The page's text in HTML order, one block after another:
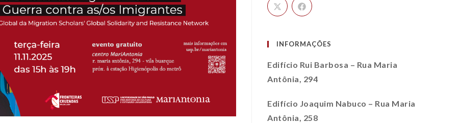
INFORMAÇÕES
Edifício Rui Barbosa – Rua Maria
Antônia, 294
Edifício Joaquim Nabuco – Rua Maria
Antônia, 258